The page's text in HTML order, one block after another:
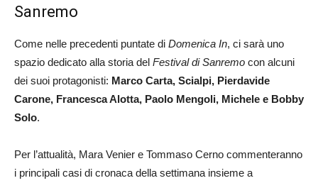
Sanremo
Come nelle precedenti puntate di Domenica In, ci sarà uno
spazio dedicato alla storia del Festival di Sanremo con alcuni
dei suoi protagonisti: Marco Carta, Scialpi, Pierdavide
Carone, Francesca Alotta, Paolo Mengoli, Michele e Bobby
Solo.
Per l’attualità, Mara Venier e Tommaso Cerno commenteranno
i principali casi di cronaca della settimana insieme a